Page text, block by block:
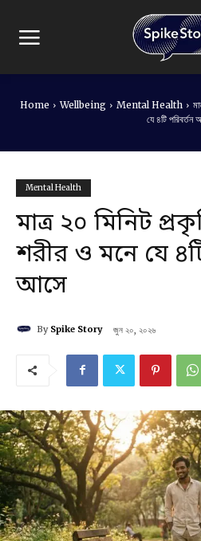
Home Wellbeing Mental Health
যে ৪টি পরিবর্তন
Mental Health
মাত্র ২০ মিনিট
শরীর ও মনে যে
আসে
By Spike Story জুন ২০, ২০২৬